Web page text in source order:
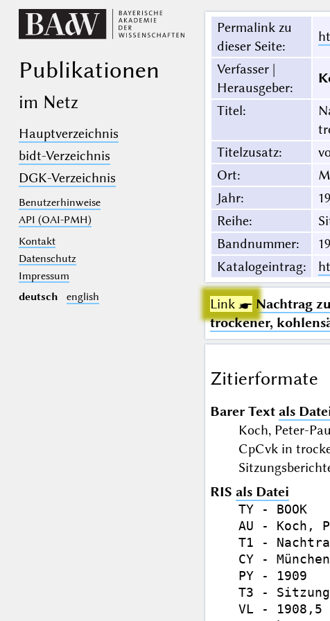
Publikationen
im Netz
Hauptverzeichnis
bidt-Verzeichnis
DGK-Verzeichnis
Benutzerhinweise
API (OAI-PMH)
Kontakt
Datenschutz
Impressum
deutsch
english
Permalink zu
dieser Seite:
Verfasser |
Herausgeber:
Titel:
Titelzusatz:
Ort:
Jahr:
Reihe:
Bandnummer:
Katalogeintrag:
Link ☛ Nachtrag
trockener,
Zitierformate
Barer Text als
Koch, Peter-
CpCvk in
RIS als Datei
TY - BOOK
AU - Koch,
T1 -
CY - München
PY - 1909
T3 -
VL - 1908,5